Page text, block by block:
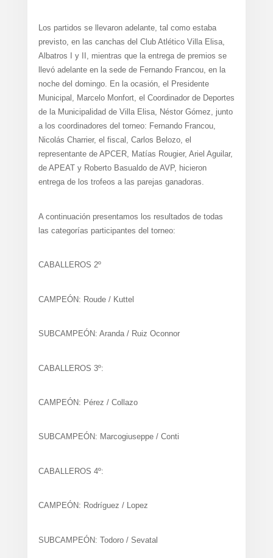
Los partidos se llevaron adelante, tal como estaba
previsto, en las canchas del Club Atlético Villa Elisa,
Albatros I y II, mientras que la entrega de premios se
llevó adelante en la sede de Fernando Francou, en la
noche del domingo. En la ocasión, el Presidente
Municipal, Marcelo Monfort, el Coordinador de Deportes
de la Municipalidad de Villa Elisa, Néstor Gómez, junto
a los coordinadores del torneo: Fernando Francou,
Nicolás Charrier, el fiscal, Carlos Belozo, el
representante de APCER, Matías Rougier, Ariel Aguilar,
de APEAT y Roberto Basualdo de AVP, hicieron
entrega de los trofeos a las parejas ganadoras.
A continuación presentamos los resultados de todas
las categorías participantes del torneo:
CABALLEROS 2º
CAMPEÓN: Roude / Kuttel
SUBCAMPEÓN: Aranda / Ruiz Oconnor
CABALLEROS 3º:
CAMPEÓN: Pérez / Collazo
SUBCAMPEÓN: Marcogiuseppe / Conti
CABALLEROS 4º:
CAMPEÓN: Rodríguez / Lopez
SUBCAMPEÓN: Todoro / Sevatal